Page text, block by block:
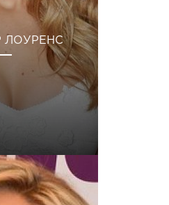
ЛОУРЕНС